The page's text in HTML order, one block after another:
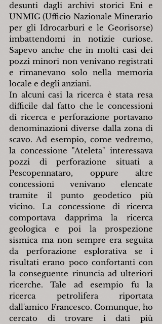
desunti dagli archivi storici Eni e
UNMIG (Ufficio Nazionale Minerario
per gli Idrocarburi e le Georisorse)
imbattendomi in notizie curiose.
Sapevo anche che in molti casi dei
pozzi minori non venivano registrati
e rimanevano solo nella memoria
locale e degli anziani.
In alcuni casi la ricerca è stata resa
difficile dal fatto che le concessioni
di ricerca e perforazione portavano
denominazioni diverse dalla zona di
scavo. Ad esempio, come vedremo,
la concessione "Ateleta" interessava
pozzi di perforazione situati a
Pescopennataro, oppure altre
concessioni venivano elencate
tramite il punto geodetico più
vicino. La concessione di ricerca
comportava dapprima la ricerca
geologica e poi la prospezione
sismica ma non sempre era seguita
da perforazione esplorativa se i
risultati erano poco confortanti con
la conseguente rinuncia ad ulteriori
ricerche. Tale ad esempio fu la
ricerca petrolifera riportata
dall'amico Francesco. Comunque, ho
cercato di trovare i dati più